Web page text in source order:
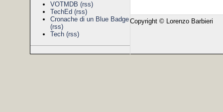
VOTMDB (rss)
TechEd (rss)
Cronache di un Blue Badge
(rss)
Tech (rss)
Copyright © Lorenzo Barbieri